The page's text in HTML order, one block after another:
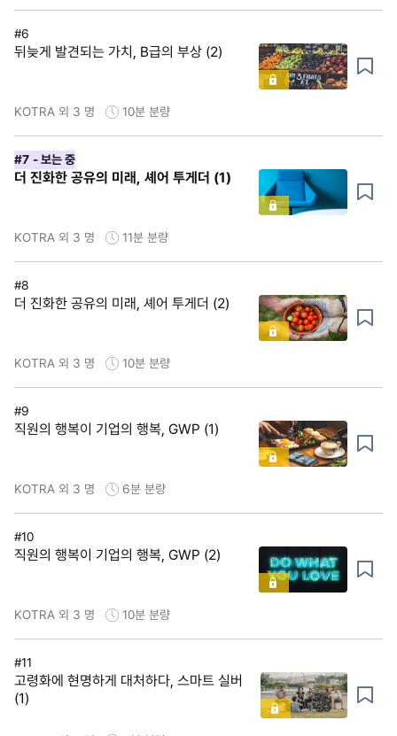
#6
뒤늦게 발견되는 가치, B급의 부상 (2)
KOTRA 외 3 명 10분 분량
#7 - 보는 중
더 진화한 공유의 미래, 셰어 투게더 (1)
KOTRA 외 3 명 11분 분량
#8
더 진화한 공유의 미래, 셰어 투게더 (2)
KOTRA 외 3 명 10분 분량
#9
직원의 행복이 기업의 행복, GWP (1)
KOTRA 외 3 명 6분 분량
#10
직원의 행복이 기업의 행복, GWP (2)
KOTRA 외 3 명 10분 분량
#11
고령화에 현명하게 대처하다, 스마트 실버
(1)